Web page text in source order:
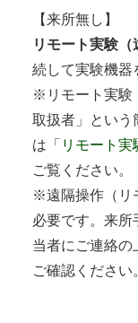
【来所無し】
リモート実験（
続して実験機器
※リモート実験
取扱者」という
は「 リモート実
ご覧ください。
※遠隔操作（リ
必要です。来所
当者にご連絡の
ご確認ください